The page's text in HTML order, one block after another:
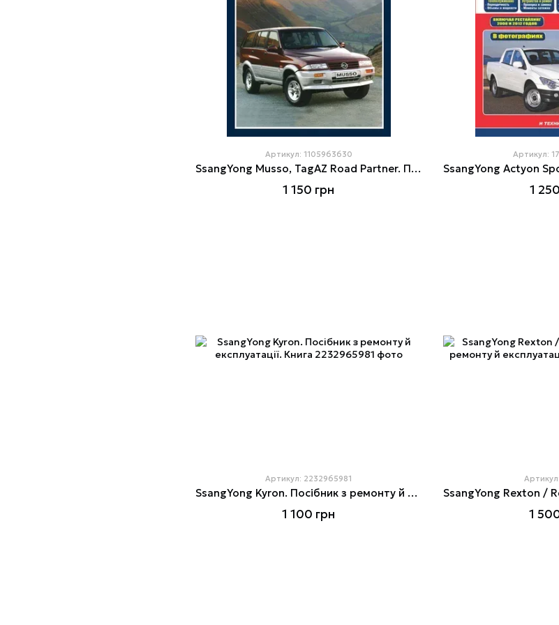
Артикул: 1105963630
SsangYong Musso, TagAZ Road Partner. Посібник з ремонту й експлуатації. Книга
1 150 грн
Артикул:
1
Артикул: 2232965981
SsangYong Kyron. Посібник з ремонту й експлуатації. Книга
1 100 грн 1